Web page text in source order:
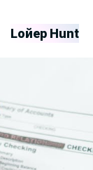
Lойер Hunt